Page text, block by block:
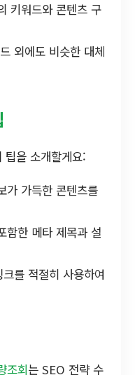
키워드와 콘텐츠 구
외에도 비슷한 대체
을 소개할게요:
가 가득한 콘텐츠를
함한 메타 제목과 설
를 적절히 사용하여
조회는 SEO 전략 수